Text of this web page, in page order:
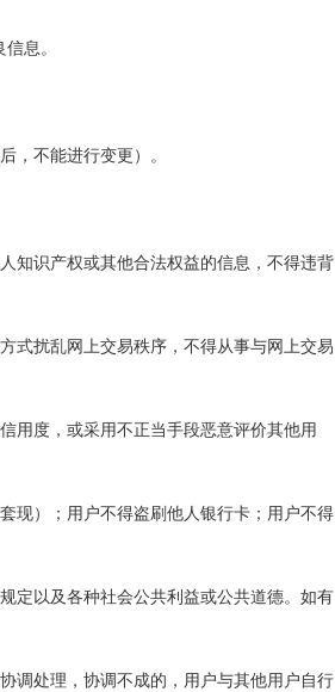
息。
，不能进行变更）。
知识产权或其他合法权益的信息，不得违背
式扰乱网上交易秩序，不得从事与网上交易
用度，或采用不正当手段恶意评价其他用
现）；用户不得盗刷他人银行卡；用户不得
定以及各种社会公共利益或公共道德。如有
调处理，协调不成的，用户与其他用户自行